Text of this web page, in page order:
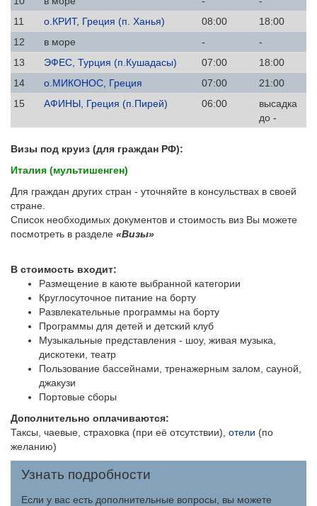
11
о.КРИТ, Греция (п. Ханья) 08:00
18:00
12
в море -
-
13
ЭФЕС, Турция (п.Кушадасы) 07:00
18:00
14
о.МИКОНОС, Греция 07:00
21:00
15
АФИНЫ, Греция (п.Пирей) 06:00
высадка
до -
Визы под круиз (для граждан РФ):
Италия (мультишенген)
Для граждан других стран - уточняйте в консульствах в своей
стране.
Список необходимых документов и стоимость виз Вы можете
посмотреть в разделе «Визы»
В стоимость входит:
Размещение в каюте выбранной категории
Круглосуточное питание на борту
Развлекательные программы на борту
Программы для детей и детский клуб
Музыкальные представления - шоу, живая музыка,
дискотеки, театр
Пользование бассейнами, тренажерным залом, сауной,
джакузи
Портовые сборы
Дополнительно оплачиваются:
Таксы, чаевые, страховка (при её отсутствии), отели (по
желанию)
Узнать подробности
Если у вас есть дополнительные вопросы, вы можете